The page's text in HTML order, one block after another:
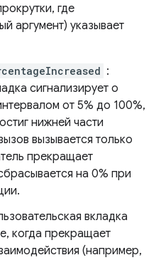
где
аргумент) указывает
:
сигнализирует о
от 5% до 100%,
нижней части
вызывается только
прекращает
на 0% при
вкладка
когда прекращает
(например,